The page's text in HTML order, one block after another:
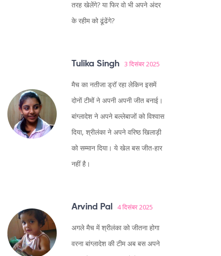
तरह खेलेंगे? या फिर वो भी अपने अंदर
के रहीम को ढूंढेंगे?
Tulika Singh 3 दिसंबर 2025
मैच का नतीजा ड्रॉ रहा लेकिन इसमें
दोनों टीमों ने अपनी अपनी जीत बनाई।
बांग्लादेश ने अपने बल्लेबाजों को विश्वास
दिया, श्रीलंका ने अपने वरिष्ठ खिलाड़ी
को सम्मान दिया। ये खेल बस जीत-हार
नहीं है।
Arvind Pal 4 दिसंबर 2025
अगले मैच में श्रीलंका को जीतना होगा
वरना बांग्लादेश की टीम अब बस अपने